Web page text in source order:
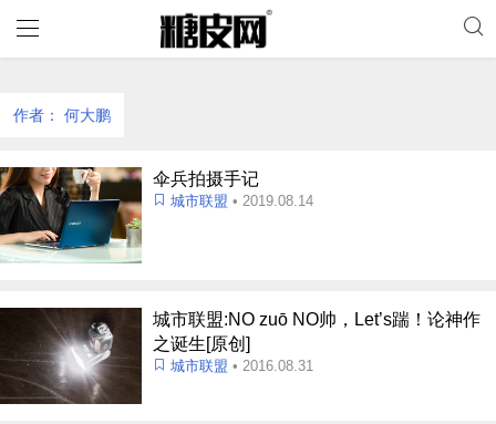
作者： 何大鹏
伞兵拍摄手记
城市联盟 • 2019.08.14
城市联盟:NO zuō NO帅，Let’s踹！论神作
之诞生[原创]
城市联盟 • 2016.08.31